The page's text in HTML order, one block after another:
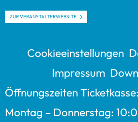
ZUR VER­AN­STAL­TER­WEB­SITE
Coo­kie­ein­stel­lun­gen
Impres­sum
Öff­nungs­zei­ten Ticket­kasse:
Mon­tag – Don­ners­tag: